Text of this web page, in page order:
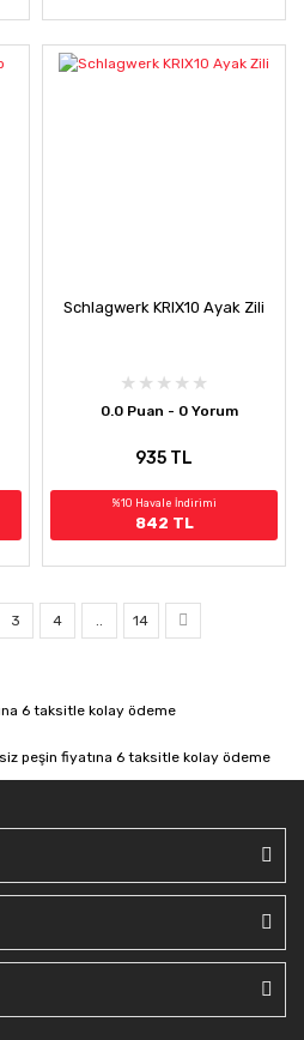
Schlagwerk KRIX10 Ayak Zili
0.0 Puan - 0 Yorum
935 TL
%10 Havale İndirimi
842 TL
3 4 .. 14